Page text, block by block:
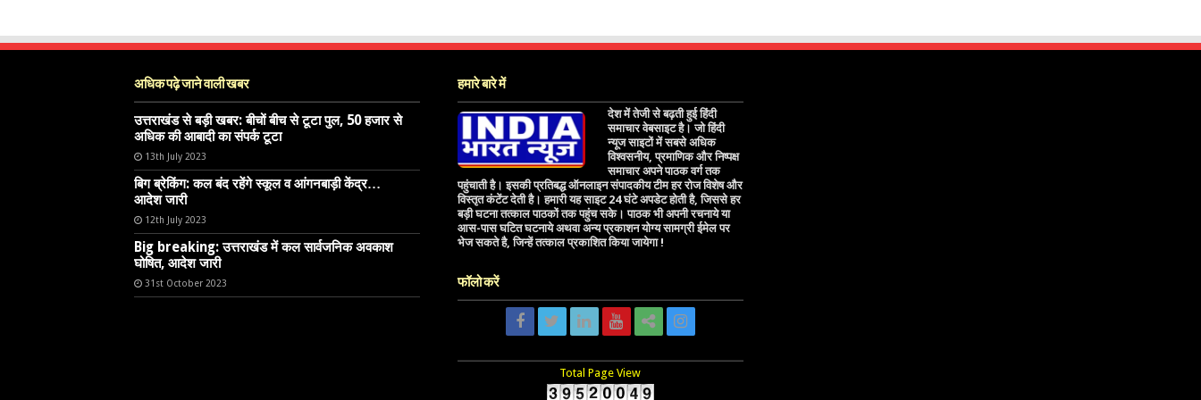
अधिक पढ़े जाने वाली खबर
उत्तराखंड से बड़ी खबर: बीचों बीच से टूटा पुल, 50 हजार से
अधिक की आबादी का संपर्क टूटा
13th July 2023
बिग ब्रेकिंग: कल बंद रहेंगे स्कूल व आंगनबाड़ी केंद्र…
आदेश जारी
12th July 2023
Big breaking: उत्तराखंड में कल सार्वजनिक अवकाश
घोषित, आदेश जारी
31st October 2023
हमारे बारे में
देश में तेजी से बढ़ती हुई हिंदी
समाचार वेबसाइट है। जो हिंदी
न्यूज साइटों में सबसे अधिक
विश्वसनीय, प्रमाणिक और निष्पक्ष
समाचार अपने पाठक वर्ग तक
पहुंचाती है। इसकी प्रतिबद्ध ऑनलाइन संपादकीय टीम हर रोज विशेष और
विस्तृत कंटेंट देती है। हमारी यह साइट 24 घंटे अपडेट होती है, जिससे हर
बड़ी घटना तत्काल पाठकों तक पहुंच सके। पाठक भी अपनी रचनाये या
आस-पास घटित घटनाये अथवा अन्य प्रकाशन योग्य सामग्री ईमेल पर
भेज सकते है, जिन्हें तत्काल प्रकाशित किया जायेगा !
फॉलो करें
Total Page View